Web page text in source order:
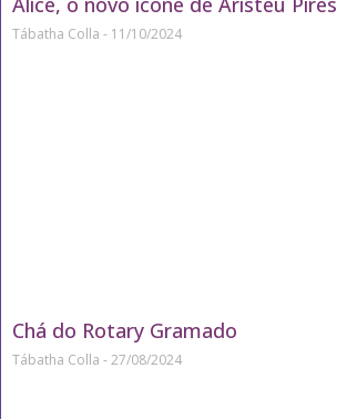
Tábatha Colla 11/10/2024
Chá do Rotary Gramado
Tábatha Colla 27/08/2024